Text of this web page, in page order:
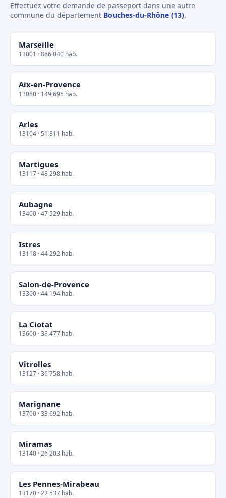
Effectuez votre demande de passeport dans une autre
commune du département Bouches-du-Rhône (13).
Marseille
13001 · 886 040 hab.
Aix-en-Provence
13080 · 149 695 hab.
Arles
13104 · 51 811 hab.
Martigues
13117 · 48 298 hab.
Aubagne
13400 · 47 529 hab.
Istres
13118 · 44 292 hab.
Salon-de-Provence
13300 · 44 194 hab.
La Ciotat
13600 · 38 477 hab.
Vitrolles
13127 · 36 758 hab.
Marignane
13700 · 33 692 hab.
Miramas
13140 · 26 203 hab.
Les Pennes-Mirabeau
13170 · 22 537 hab.